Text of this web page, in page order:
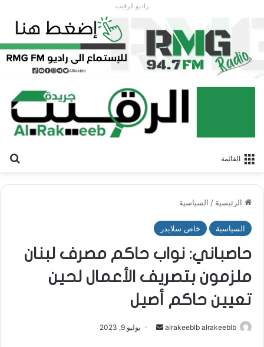
راديو الرقيب
القائمة
الرئيسية / السياسية
السياسية خاص سلايدر
حاصباني: نواب حاكم مصرف لبنان
ملزمون بتصريف الأعمال لحين
تعيين حاكم أصيل
alrakeeblb alrakeeblb يوليو 9, 2023